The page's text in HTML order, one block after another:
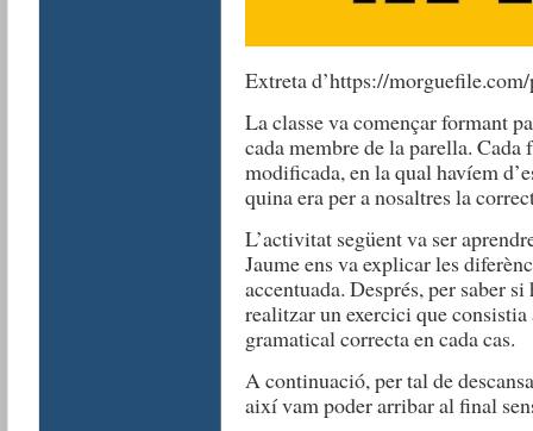
Extreta d’https://
La classe va començar formant
cada membre de la parella.
modificada, en la qual havíem
quina era per a nosaltres la
L’activitat següent va ser
Jaume ens va explicar les
accentuada. Després, per saber
realitzar un exercici que
gramatical correcta en cada cas.
A continuació, per tal de
així vam poder arribar al final